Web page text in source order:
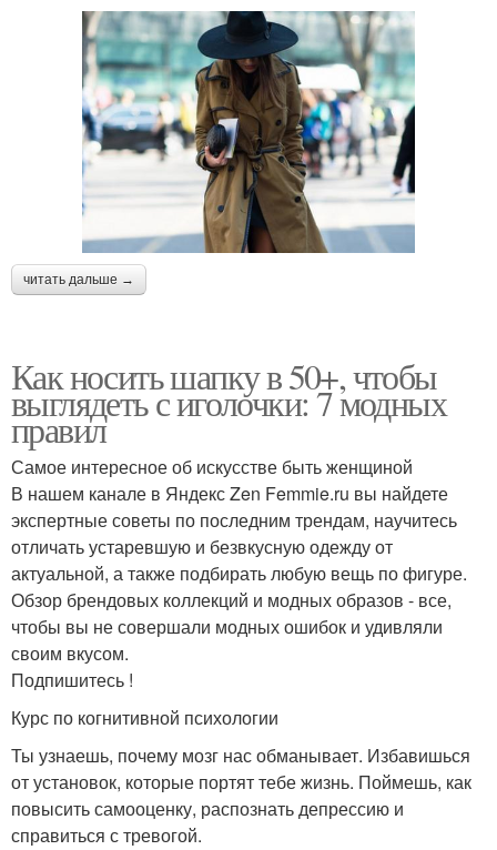
читать дальше →
Как носить шапку в 50+, чтобы
выглядеть с иголочки: 7 модных
правил
Самое интересное об искусстве быть женщиной
В нашем канале в Яндекс Zen Femmie.ru вы найдете
экспертные советы по последним трендам, научитесь
отличать устаревшую и безвкусную одежду от
актуальной, а также подбирать любую вещь по фигуре.
Обзор брендовых коллекций и модных образов - все,
чтобы вы не совершали модных ошибок и удивляли
своим вкусом.
Подпишитесь !
Курс по когнитивной психологии
Ты узнаешь, почему мозг нас обманывает. Избавишься
от установок, которые портят тебе жизнь. Поймешь, как
повысить самооценку, распознать депрессию и
справиться с тревогой.